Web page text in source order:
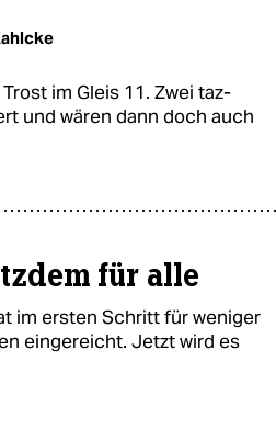
im Gleis 11. Zwei taz-
und wären dann doch auch
für alle
im ersten Schritt für weniger
eingereicht. Jetzt wird es